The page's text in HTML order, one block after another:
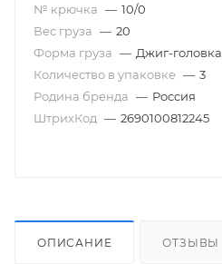
№ крючка — 10/0
Вес груза — 20
Форма груза — Джиг-головка
Количество в упаковке — 3
Родина бренда — Россия
ШтрихКод — 2690100812245
ОПИСАНИЕ ОТЗЫВЫ